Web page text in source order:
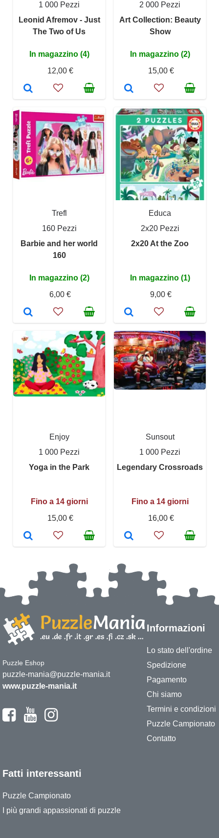
1 000 Pezzi
Leonid Afremov - Just
The Two of Us
In magazzino (4)
12,00 €
2 000 Pezzi
Art Collection: Beauty
Show
In magazzino (2)
15,00 €
Trefl
160 Pezzi
Barbie and her world
160
In magazzino (2)
6,00 €
Educa
2x20 Pezzi
2x20 At the Zoo
In magazzino (1)
9,00 €
Enjoy
1 000 Pezzi
Yoga in the Park
Fino a 14 giorni
15,00 €
Sunsout
1 000 Pezzi
Legendary Crossroads
Fino a 14 giorni
16,00 €
Puzzle Eshop
puzzle-mania@puzzle-mania.it
www.puzzle-mania.it
Informazioni
Lo stato dell'ordine
Spedizione
Pagamento
Chi siamo
Termini e condizioni
Puzzle Campionato
Contatto
Fatti interessanti
Puzzle Campionato
I più grandi appassionati di puzzle